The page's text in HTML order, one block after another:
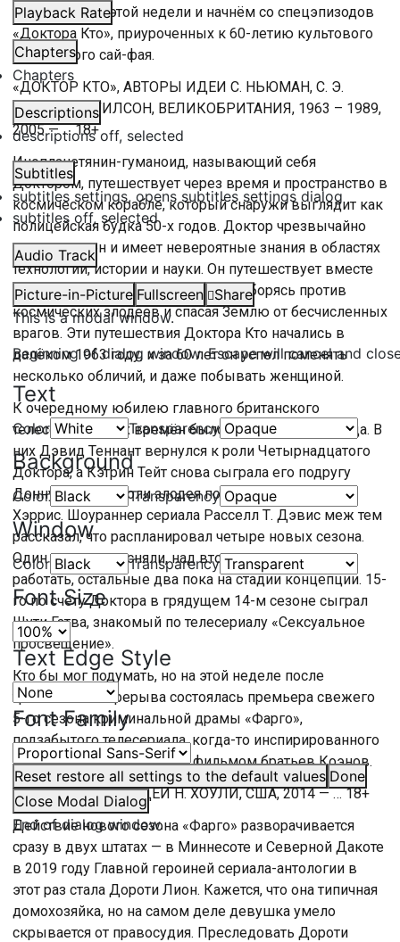
Playback Rate
Chapters
Chapters
Descriptions
descriptions off, selected
Subtitles
subtitles settings, opens subtitles settings dialog
subtitles off, selected
Audio Track
Picture-in-Picture Fullscreen
Share
This is a modal window.
Beginning of dialog window. Escape will cancel and
Text
Color Transparency
Background
Color Transparency
Window
Color Transparency
Font Size
Text Edge Style
Font Family
Reset restore all settings to the default values Done
Close Modal Dialog
End of dialog window.
телесериалов этой недели и начнём со спецэпизодов
«Доктора Кто», приуроченных к 60-летию культового
британского сай-фая.
«ДОКТОР КТО», АВТОРЫ ИДЕИ С. НЬЮМАН, С. Э.
УЭББЕР, Д. УИЛСОН, ВЕЛИКОБРИТАНИЯ, 1963 – 1989,
2005 — … 18+
Инопланетянин-гуманоид, называющий себя
Доктором, путешествует через время и пространство в
космическом корабле, который снаружи выглядит как
полицейская будка 50-х годов. Доктор чрезвычайно
эксцентричен и имеет невероятные знания в областях
технологии, истории и науки. Он путешествует вместе
со своими компаньонами, попутно борясь против
космических злодеев и спасая Землю от бесчисленных
врагов. Эти путешествия Доктора Кто начались в
далёком 1963 году, и за 60 лет он успел поменять
несколько обличий, и даже побывать женщиной.
К очередному юбилею главного британского
телесериала всех времён было снято 3 спецэпизода. В
них Дэвид Теннант вернулся к роли Четырнадцатого
Доктора, а Кэтрин Тейт снова сыграла его подругу
Донну Ноубл. В роли злодея появится Нил Патрик
Хэррис. Шоураннер сериала Расселл Т. Дэвис меж тем
рассказал, что распланировал четыре новых сезона.
Один из них уже сняли, над вторым только начали
работать, остальные два пока на стадии концепции. 15-
го по счёту Доктора в грядущем 14-м сезоне сыграл
Шути Гатва, знакомый по телесериалу «Сексуальное
просвещение».
Кто бы мог подумать, но на этой неделе после
трёхлетнего перерыва состоялась премьера свежего
5-го сезона криминальной драмы «Фарго»,
подзабытого телесериала, когда-то инспирированного
культовым одноимённым фильмом братьев Коэнов.
«ФАРГО», АВТОР ИДЕИ Н. ХОУЛИ, США, 2014 — … 18+
Действие нового сезона «Фарго» разворачивается
сразу в двух штатах — в Миннесоте и Северной Дакоте
в 2019 году Главной героиней сериала-антологии в
этот раз стала Дороти Лион. Кажется, что она типичная
домохозяйка, но на самом деле девушка умело
скрывается от правосудия. Преследовать Дороти